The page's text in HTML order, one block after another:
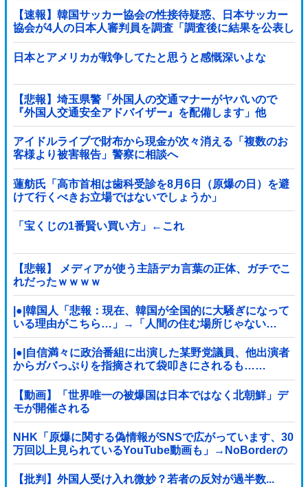
【速報】韓国サッカー協会の性接待疑惑、日本サッカー
協会が4人の日本人審判員を調査「調査後に結果を公表し
ます」
日本とアメリカが戦争してたと思うと感慨深いよな
【悲報】埼玉県警「外国人の交通マナーがヤバいので
『外国人交通安全アドバイザー』を配備します」他
アイドルライブで財布から現金が次々消える「複数のお
客様より被害報告」警察に相談へ
蓮舫氏「高市首相は歯科受診を8月6日（原爆の日）を避
けて行くべきお立場ではないでしょうか」
「宝くじの1番賢い買い方」←これ
【悲報】 メディアが使う主語デカ言葉の正体、ガチでこ
れだったｗｗｗｗ
|●|韓国人「悲報：現在、韓国が全国的に大騒ぎになって
いる理由がこちら…」→「人間の住む場所じゃない…
（ﾌﾞﾙﾌﾞﾙ」＝韓国の反応
|●|自信満々に政治番組に出演した某野党議員、他出演者
からガバっぷりを指摘されて袋叩きにされるも……
【動画】「世界唯一の被爆国は日本ではなく北朝鮮」デ
モが開催される
NHK「原爆に関する偽情報がSNSで広がっています、30
万回以上見られているYouTube動画も」→NoBorderの
動画では？と話題
【批判】外国人受け入れ微妙？若者の反対が過半数...